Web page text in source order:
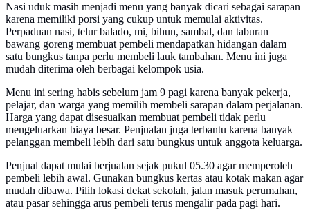
Nasi uduk masih menjadi menu yang banyak dicari sebagai sarapan
karena memiliki porsi yang cukup untuk memulai aktivitas.
Perpaduan nasi, telur balado, mi, bihun, sambal, dan taburan
bawang goreng membuat pembeli mendapatkan hidangan dalam
satu bungkus tanpa perlu membeli lauk tambahan. Menu ini juga
mudah diterima oleh berbagai kelompok usia.
Menu ini sering habis sebelum jam 9 pagi karena banyak pekerja,
pelajar, dan warga yang memilih membeli sarapan dalam perjalanan.
Harga yang dapat disesuaikan membuat pembeli tidak perlu
mengeluarkan biaya besar. Penjualan juga terbantu karena banyak
pelanggan membeli lebih dari satu bungkus untuk anggota keluarga.
Penjual dapat mulai berjualan sejak pukul 05.30 agar memperoleh
pembeli lebih awal. Gunakan bungkus kertas atau kotak makan agar
mudah dibawa. Pilih lokasi dekat sekolah, jalan masuk perumahan,
atau pasar sehingga arus pembeli terus mengalir pada pagi hari.